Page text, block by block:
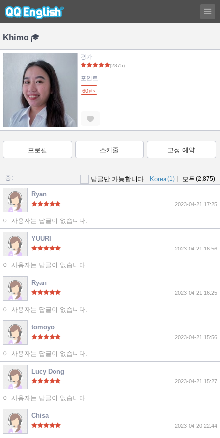
Khimo
평가
(2875)
포인트
60pts
프로필 스케줄 고정 예약
총: 답글만 가능합니다 Korea(1) 모두 (2,875)
Ryan
2023-04-21 17:25
이 사용자는 답글이 없습니다.
YUURI
2023-04-21 16:56
이 사용자는 답글이 없습니다.
Ryan
2023-04-21 16:25
이 사용자는 답글이 없습니다.
tomoyo
2023-04-21 15:56
이 사용자는 답글이 없습니다.
Lucy Dong
2023-04-21 15:27
이 사용자는 답글이 없습니다.
Chisa
2023-04-20 22:44